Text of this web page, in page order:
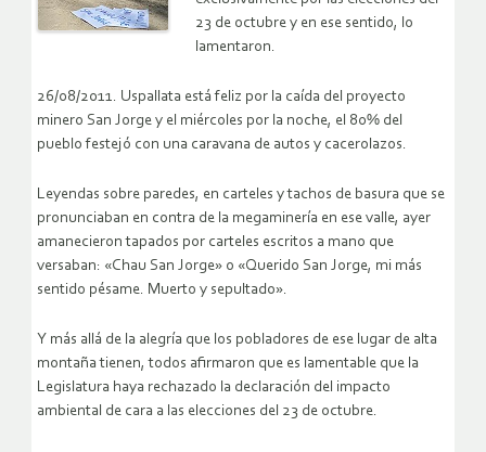
23 de octubre y en ese sentido, lo
lamentaron.
26/08/2011. Uspallata está feliz por la caída del proyecto
minero San Jorge y el miércoles por la noche, el 80% del
pueblo festejó con una caravana de autos y cacerolazos.
Leyendas sobre paredes, en carteles y tachos de basura que se
pronunciaban en contra de la megaminería en ese valle, ayer
amanecieron tapados por carteles escritos a mano que
versaban: «Chau San Jorge» o «Querido San Jorge, mi más
sentido pésame. Muerto y sepultado».
Y más allá de la alegría que los pobladores de ese lugar de alta
montaña tienen, todos afirmaron que es lamentable que la
Legislatura haya rechazado la declaración del impacto
ambiental de cara a las elecciones del 23 de octubre.